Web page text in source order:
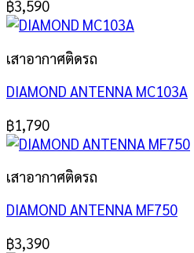
฿3,590
เสาอากาศติดรถ
DIAMOND ANTENNA MC103A
฿1,790
เสาอากาศติดรถ
DIAMOND ANTENNA MF750
฿3,390